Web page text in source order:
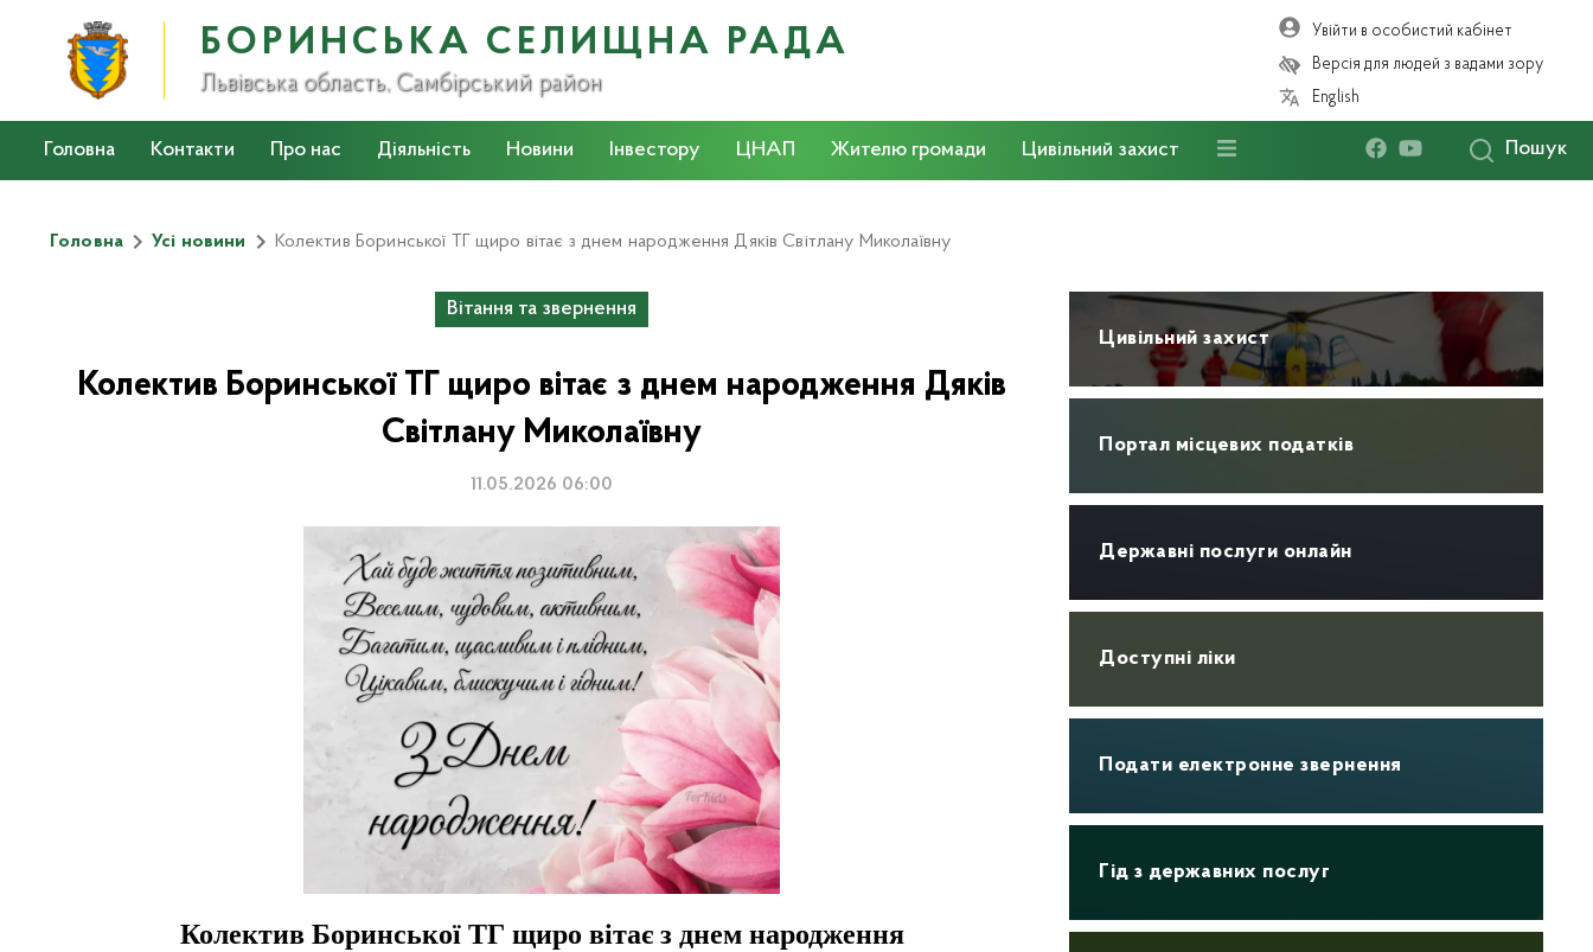
БОРИНСЬКА СЕЛИЩНА РАДА
Львівська область, Самбірський район
Увійти в особистий кабінет
Версія для людей з вадами зору
English
Головна Контакти Про нас Діяльність Новини Інвестору ЦНАП Жителю громади Цивільний захист Пошук
Головна Усі новини Колектив Боринської ТГ щиро вітає з днем народження Дяків Світлану Миколаївну
Вітання та звернення
Колектив Боринської ТГ щиро вітає з днем народження Дяків
Світлану Миколаївну
11.05.2026 06:00
Колектив Боринської ТГ щиро вітає з днем народження
Цивільний захист
Портал місцевих податків
Державні послуги онлайн
Доступні ліки
Подати електронне звернення
Гід з державних послуг